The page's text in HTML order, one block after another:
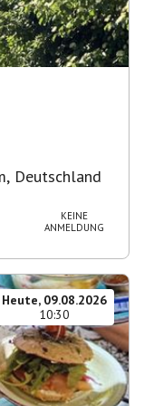
Deutschland
KEINE
ANMELDUNG
Heute, 09.08.2026
10:30